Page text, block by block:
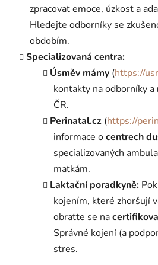
zpracovat emoce, úzkost a
Hledejte odborníky se
obdobím.
Specializovaná centra:
Úsměv mámy (https://
kontakty na odborníky a
ČR.
Perinatal.cz (https://
informace ocentrech
specializovaných
matkám.
Laktační poradkyně:
kojením, které zhoršují
obraťte se na
Správné kojení (a
stres.